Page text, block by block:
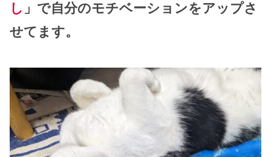
し 」で自分のモチベーションをアップさ
せてます。